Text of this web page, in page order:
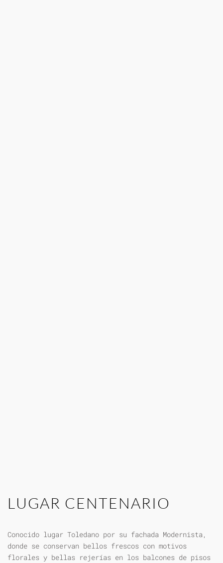
LUGAR CENTENARIO
Conocido lugar Toledano por su fachada Modernista,
donde se conservan bellos frescos con motivos
florales y bellas rejerías en los balcones de pisos